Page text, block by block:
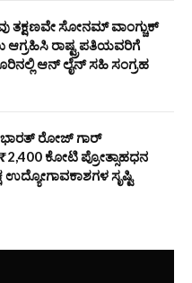
ತಕ್ಷಣವೇ ಸೋನಮ್ ವಾಂಗ್ಚುಕ್
ಆಗ್ರಹಿಸಿ ರಾಷ್ಟ್ರಪತಿಯವರಿಗೆ
ಆನ್‌ ಲೈನ್ ಸಹಿ ಸಂಗ್ರಹ
ರೋಜ್‌ ಗಾರ್
ಕೋಟಿ ಪ್ರೋತ್ಸಾಹಧನ
ಉದ್ಯೋಗಾವಕಾಶಗಳ ಸೃಷ್ಟಿ